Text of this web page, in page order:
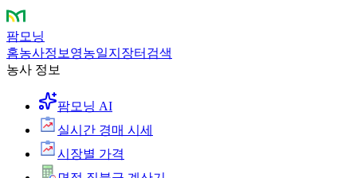
팜모닝
홈농사정보 영농일지 장터 검색
농사 정보
팜모닝 AI
실시간 경매 시세
시장별 가격